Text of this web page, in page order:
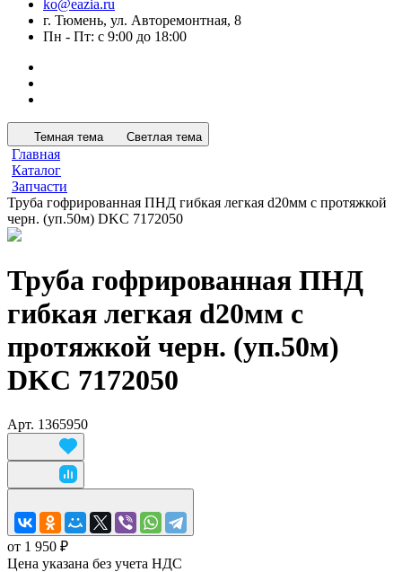
ko@eazia.ru
г. Тюмень, ул. Авторемонтная, 8
Пн - Пт: с 9:00 до 18:00
Темная тема Светлая тема
Главная
Каталог
Запчасти
Труба гофрированная ПНД гибкая легкая d20мм с протяжкой
черн. (уп.50м) DKC 7172050
Труба гофрированная ПНД
гибкая легкая d20мм с
протяжкой черн. (уп.50м)
DKC 7172050
Арт. 1365950
от 1 950 ₽
Цена указана без учета НДС